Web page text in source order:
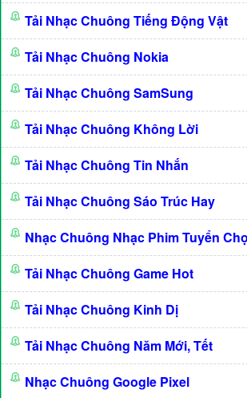
Tải Nhạc Chuông Tiếng Động Vật
Tải Nhạc Chuông Nokia
Tải Nhạc Chuông SamSung
Tải Nhạc Chuông Không Lời
Tải Nhạc Chuông Tin Nhắn
Tải Nhạc Chuông Sáo Trúc Hay
Nhạc Chuông Nhạc Phim Tuyển
Tải Nhạc Chuông Game Hot
Tải Nhạc Chuông Kinh Dị
Tải Nhạc Chuông Năm Mới, Tết
Nhạc Chuông Google Pixel